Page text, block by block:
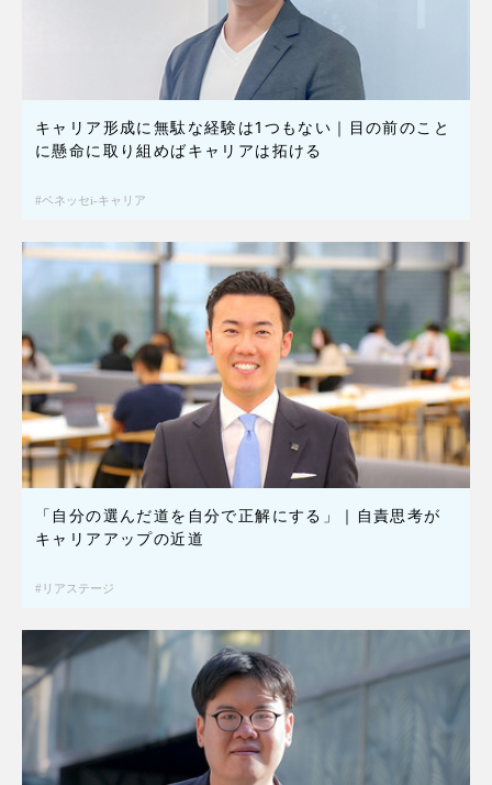
キャリア形成に無駄な経験は1つもない｜目の前のこと
に懸命に取り組めばキャリアは拓ける
ベネッセi-キャリア
「自分の選んだ道を自分で正解にする」｜自責思考が
キャリアアップの近道
リアステージ